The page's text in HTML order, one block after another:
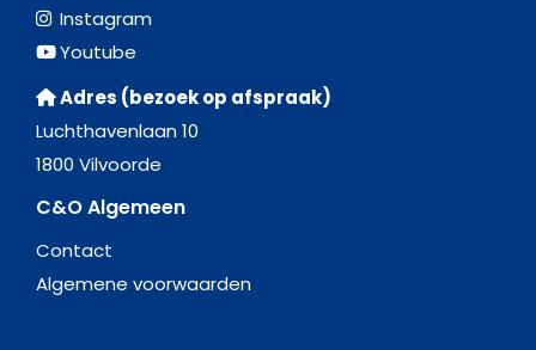
Instagram
Youtube
Adres (bezoek op afspraak)
Luchthavenlaan 10
1800 Vilvoorde
C&O Algemeen
Contact
Algemene voorwaarden